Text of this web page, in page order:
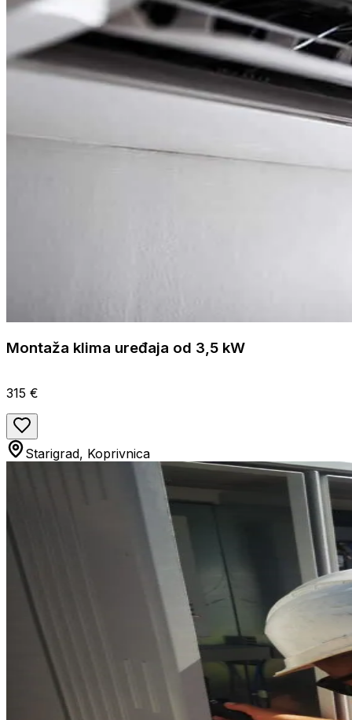
Montaža klima uređaja od 3,5 kW
315 €
Starigrad, Koprivnica